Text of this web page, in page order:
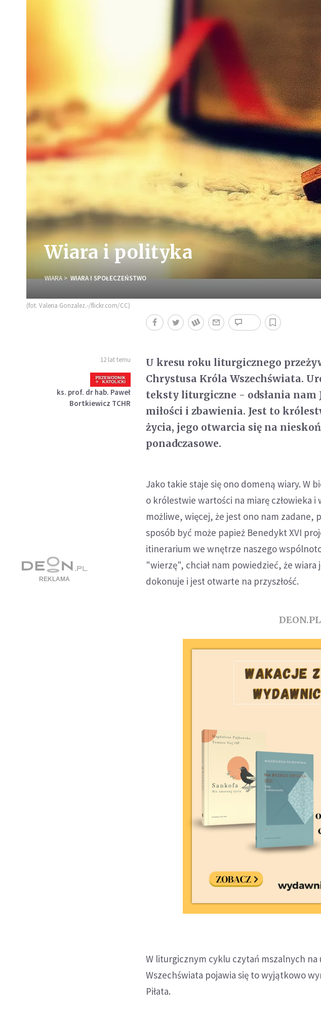
Wiara i polityka
WIARA WIARA I SPOŁECZEŃSTWO
(fot. Valeria Gonzalez.-/flickr.com/CC)
12 lat temu
ks. prof. dr hab. Paweł
Bortkiewicz TCHR
U kresu roku liturgicznego
Chrystusa Króla Wszechświata.
teksty liturgiczne - odsłania nam
miłości i zbawienia. Jest to
życia, jego otwarcia się na
ponadczasowe.
Jako takie staje się ono domeną wiary. W
o królestwie wartości na miarę człowieka
możliwe, więcej, że jest ono nam zadane,
sposób być może papież Benedykt XVI
itinerarium we wnętrze naszego
"wierzę", chciał nam powiedzieć, że
dokonuje i jest otwarte na przyszłość.
W liturgicznym cyklu czytań mszalnych na
Wszechświata pojawia się to wyjątkowo
Piłata.